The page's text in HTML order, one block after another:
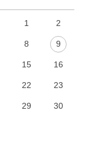
1 2
8 9
15 16
22 23
29 30